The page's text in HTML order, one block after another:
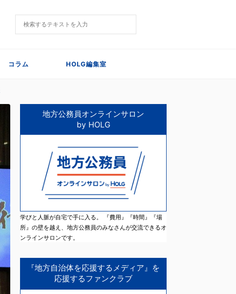
コラム HOLG編集室
地方公務員オンラインサロン
by HOLG
学びと人脈が自宅で手に入る。 『費用』『時間』『場
所』の壁を越え、地方公務員のみなさんが交流できるオ
ンラインサロンです。
『地方自治体を応援するメディア』を
応援するファンクラブ